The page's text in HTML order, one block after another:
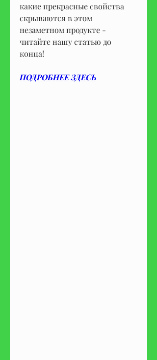
какие прекрасные свойства
скрываются в этом
незаметном продукте -
читайте нашу статью до
конца!
ПОДРОБНЕЕ ЗДЕСЬ